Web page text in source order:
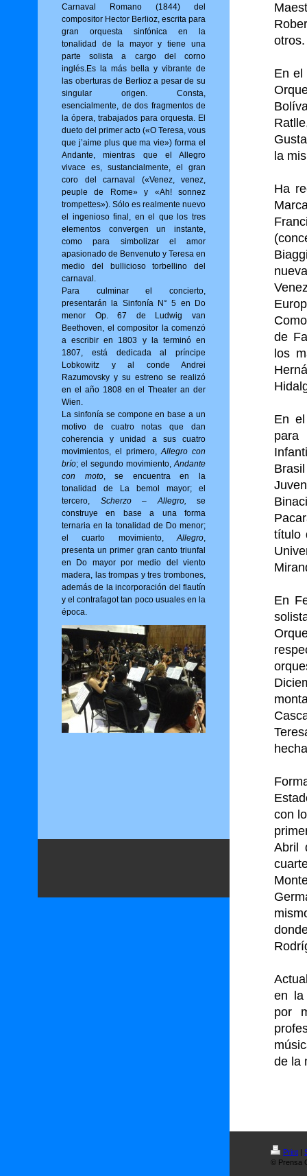
Carnaval Romano (1844) del
compositor Hector Berlioz, escrita para
gran orquesta sinfónica en la
tonalidad de la mayor y tiene una
parte solista a cargo del corno
inglés.Es la más bella y vibrante de
las oberturas de Berlioz a pesar de su
singular origen. Consta,
esencialmente, de dos fragmentos de
la ópera, trabajados para orquesta. El
dueto del primer acto («O Tere­sa, vous
que j’aime plus que ma vie») for­ma el
Andante, mientras que el Allegro
vivace es, sustancialmente, el gran
coro del carnaval («Venez, venez,
peuple de Rome» y «Ah! sonnez
trompettes»). Sólo es realmente nuevo
el ingenioso final, en el que los tres
elementos convergen un instante,
como para simbolizar el amor
apasionado de Benvenuto y Teresa en
medio del bullicioso torbellino del
carnaval.
Para culminar el concierto,
presentarán la Sinfonía N° 5 en Do
menor Op. 67 de Ludwig van
Beethoven, el compositor la comenzó
a escribir en 1803 y la terminó en
1807, está dedicada al príncipe
Lobkowitz y al conde Andrei
Razumovsky y su estreno se realizó
en el año 1808 en el Theater an der
Wien.
La sinfonía se compone en base a un
motivo de cuatro notas que dan
coherencia y unidad a sus cuatro
movimientos, el primero,Allegro con
brío; el segundo movimiento,Andante
con moto, se encuentra en la
tonalidad de La bemol mayor; el
tercero, Scherzo – Allegro, se
construye en base a una forma
ternaria en la tonalidad de Do menor;
el cuarto movimiento,Allegro,
presenta un primer gran canto triunfal
en Do mayor por medio del viento
madera, las trompas y tres trombones,
además de la incorporación del flautín
y el contrafagot tan poco usuales en la
época.
otros.
En el
la
Ha
de
los
En
para
título
En
con
Abril
en la
por
de la
Print |
© Prensa